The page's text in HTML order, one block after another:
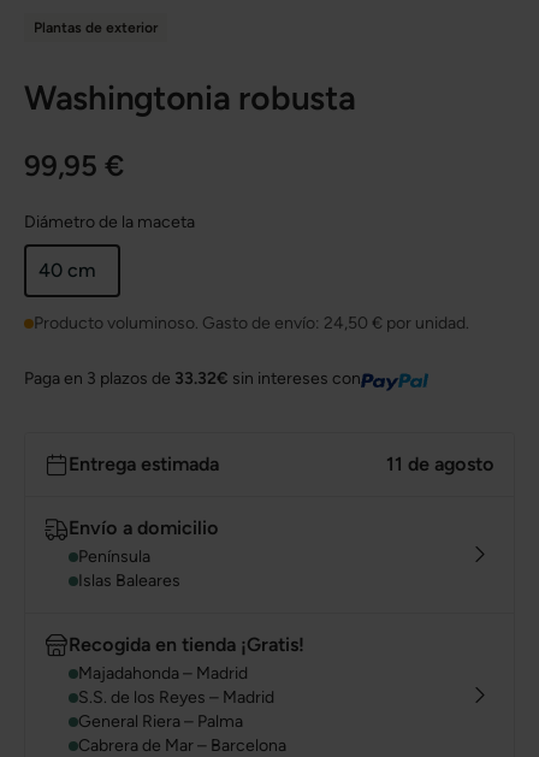
Plantas de exterior
Washingtonia robusta
99,95 €
Diámetro de la maceta
40 cm
Producto voluminoso. Gasto de envío: 24,50 € por unidad.
Paga en 3 plazos de 33.32€ sin intereses con
Entrega estimada 11 de agosto
Envío a domicilio
Península
Islas Baleares
Recogida en tienda ¡Gratis!
Majadahonda – Madrid
S.S. de los Reyes – Madrid
General Riera – Palma
Cabrera de Mar – Barcelona